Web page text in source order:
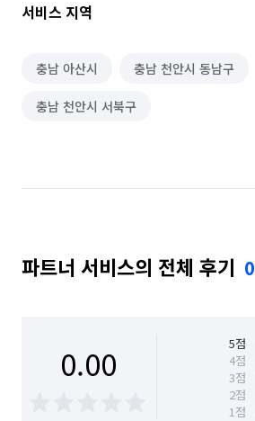
서비스 지역
충남 아산시 충남 천안시 동남구
충남 천안시 서북구
파트너 서비스의 전체 후기 0
0.00 5점
4점
3점
2점
1점